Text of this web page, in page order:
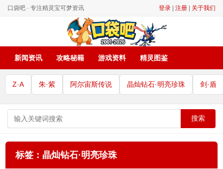
口袋吧 · 专注精灵宝可梦资讯 登录 注册 关于我们
新闻资讯 攻略秘籍 游戏资料 精灵图鉴
Z·A 朱·紫 阿尔宙斯传说 晶灿钻石·明亮珍珠 剑·盾
搜索
标签：晶灿钻石·明亮珍珠